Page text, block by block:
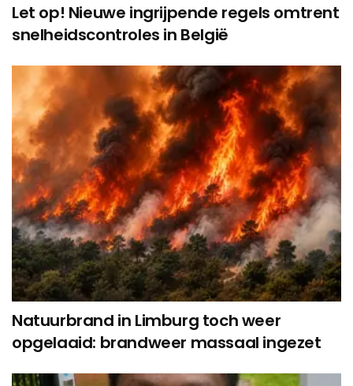
Let op! Nieuwe ingrijpende regels omtrent
snelheidscontroles in België
Natuurbrand in Limburg toch weer
opgelaaid: brandweer massaal ingezet